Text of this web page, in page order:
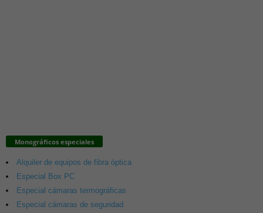
Monográficos especiales
Alquiler de equipos de fibra óptica
Especial Box PC
Especial cámaras termográficas
Especial cámaras de seguridad